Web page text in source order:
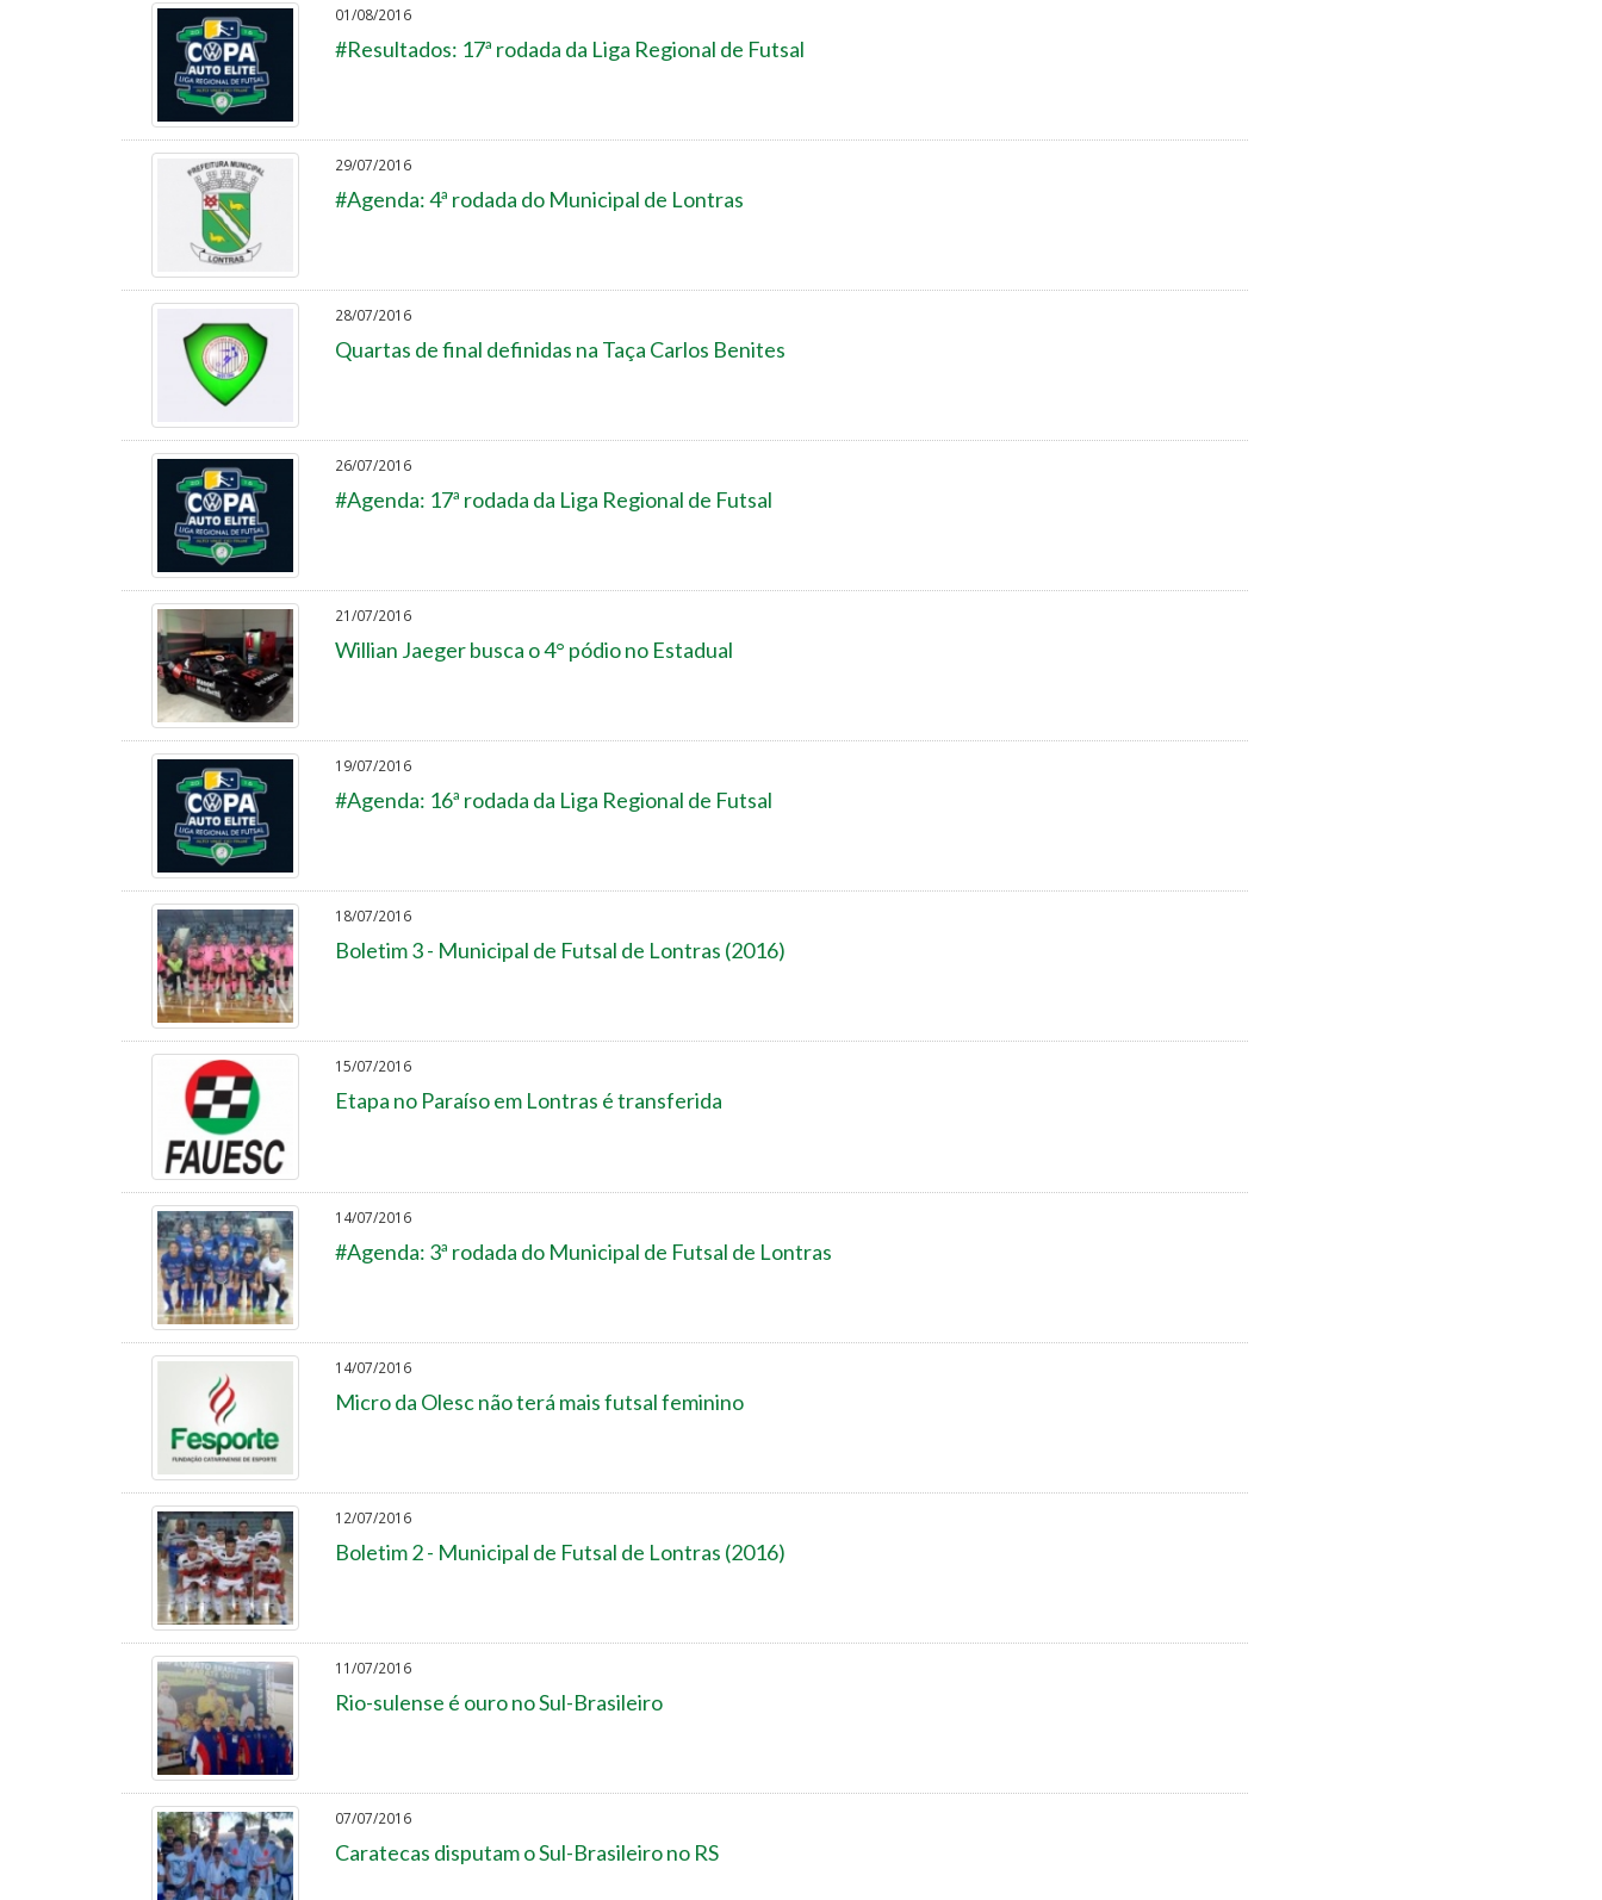
01/08/2016
#Resultados: 17ª rodada da Liga Regional de Futsal
29/07/2016
#Agenda: 4ª rodada do Municipal de Lontras
28/07/2016
Quartas de final definidas na Taça Carlos Benites
26/07/2016
#Agenda: 17ª rodada da Liga Regional de Futsal
21/07/2016
Willian Jaeger busca o 4° pódio no Estadual
19/07/2016
#Agenda: 16ª rodada da Liga Regional de Futsal
18/07/2016
Boletim 3 - Municipal de Futsal de Lontras (2016)
15/07/2016
Etapa no Paraíso em Lontras é transferida
14/07/2016
#Agenda: 3ª rodada do Municipal de Futsal de Lontras
14/07/2016
Micro da Olesc não terá mais futsal feminino
12/07/2016
Boletim 2 - Municipal de Futsal de Lontras (2016)
11/07/2016
Rio-sulense é ouro no Sul-Brasileiro
07/07/2016
Caratecas disputam o Sul-Brasileiro no RS